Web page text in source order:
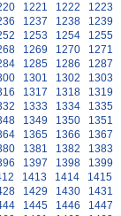
1221 1222 1223
1237 1238 1239
1253 1254 1255
1269 1270 1271
1285 1286 1287
1301 1302 1303
1317 1318 1319
1333 1334 1335
1349 1350 1351
1365 1366 1367
1381 1382 1383
1397 1398 1399
1413 1414 1415
1429 1430 1431
1445 1446 1447